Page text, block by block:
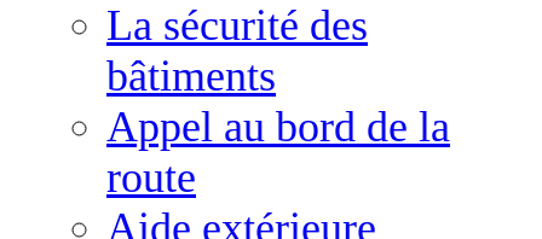
La sécurité des
bâtiments
Appel au bord de la
route
Aide extérieure